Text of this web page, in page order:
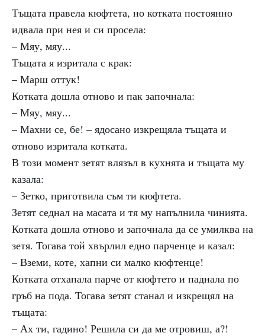
Тъщата правела кюфтета, но котката постоянно
идвала при нея и си просела:
– Мяу, мяу...
Тъщата я изритала с крак:
– Марш оттук!
Котката дошла отново и пак започнала:
– Мяу, мяу...
– Махни се, бе! – ядосано изкрещяла тъщата и
отново изритала котката.
В този момент зетят влязъл в кухнята и тъщата му
казала:
– Зетко, приготвила съм ти кюфтета.
Зетят седнал на масата и тя му напълнила чинията.
Котката дошла отново и започнала да се умилква на
зетя. Тогава той хвърлил едно парченце и казал:
– Вземи, коте, хапни си малко кюфтенце!
Котката отхапала парче от кюфтето и паднала по
гръб на пода. Тогава зетят станал и изкрещял на
тъщата:
– Ах ти, гадино! Решила си да ме отровиш, а?!